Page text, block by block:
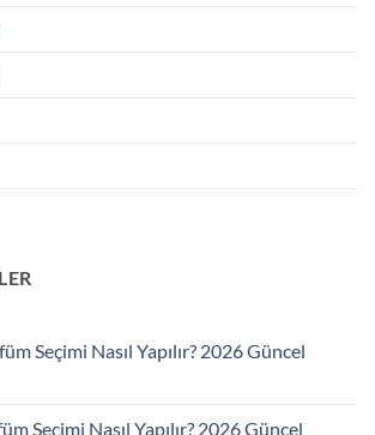
Seçimi Nasıl Yapılır? 2026 Güncel
Seçimi Nasıl Yapılır? 2026 Güncel